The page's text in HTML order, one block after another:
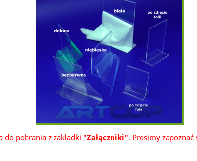
pobrania z zakładki "Załączniki". Prosimy